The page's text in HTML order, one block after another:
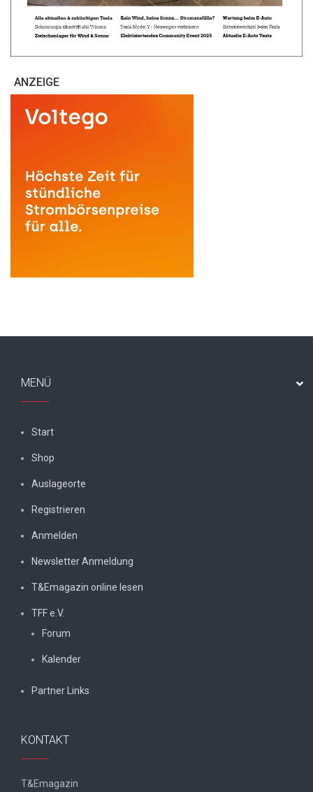
ANZEIGE
MENÜ
Start
Shop
Auslageorte
Registrieren
Anmelden
Newsletter Anmeldung
T&Emagazin online lesen
TFF e.V.
Forum
Kalender
Partner Links
KONTAKT
T&Emagazin